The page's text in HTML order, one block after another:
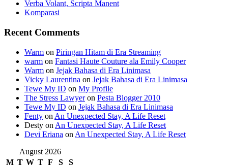
Verba Volant, Scripta Manent
Komparasi
Recent Comments
Warm on Piringan Hitam di Era Streaming
warm on Fantasi Haute Couture ala Emily Cooper
Warm on Jejak Bahasa di Era Linimasa
Vicky Laurentina on Jejak Bahasa di Era Linimasa
Tewe My ID on My Profile
The Stress Lawyeron Pesta Blogger 2010
Tewe My ID on Jejak Bahasa di Era Linimasa
Fenty on An Unexpected Stay, A Life Reset
Desty on An Unexpected Stay, A Life Reset
Devi Eriana on An Unexpected Stay, A Life Reset
August 2026
M T W T F S
S